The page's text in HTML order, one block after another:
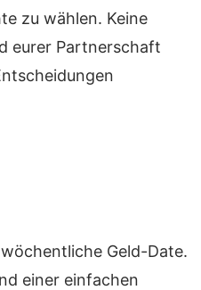
zu wählen. Keine
eurer Partnerschaft
Geld-Date.
einer einfachen